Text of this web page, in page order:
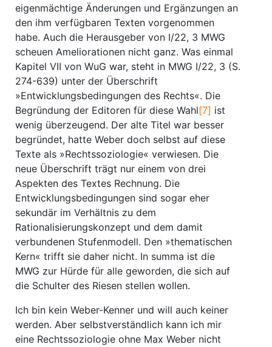
eigenmächtige Änderungen und Ergänzungen an
den ihm verfügbaren Texten vorgenommen
habe. Auch die Herausgeber von I/22, 3 MWG
scheuen Ameliorationen nicht ganz. Was einmal
Kapitel VII von WuG war, steht in MWG I/22, 3 (S.
274-639) unter der Überschrift
»Entwicklungsbedingungen des Rechts«. Die
Begründung der Editoren für diese Wahl[7] ist
wenig überzeugend. Der alte Titel war besser
begründet, hatte Weber doch selbst auf diese
Texte als »Rechtssoziologie« verwiesen. Die
neue Überschrift trägt nur einem von drei
Aspekten des Textes Rechnung. Die
Entwicklungsbedingungen sind sogar eher
sekundär im Verhältnis zu dem
Rationalisierungskonzept und dem damit
verbundenen Stufenmodell. Den »thematischen
Kern« trifft sie daher nicht. In summa ist die
MWG zur Hürde für alle geworden, die sich auf
die Schulter des Riesen stellen wollen.
Ich bin kein Weber-Kenner und will auch keiner
werden. Aber selbstverständlich kann ich mir
eine Rechtssoziologie ohne Max Weber nicht